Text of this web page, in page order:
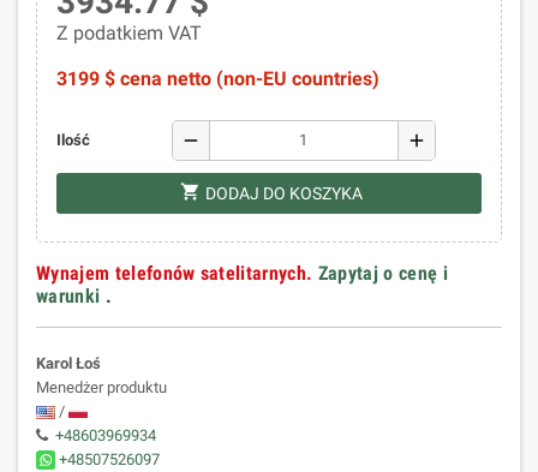
Z podatkiem VAT
3199 $ cena netto (non-EU countries)
Ilość remove add
shopping_cart DODAJ DO KOSZYKA
Wynajem telefonów satelitarnych. Zapytaj o cenę i
warunki .
Karol Łoś
Menedżer produktu
/
+48603969934
+48507526097